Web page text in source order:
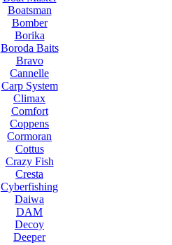
Boatsman
Bomber
Borika
Boroda Baits
Bravo
Cannelle
Carp System
Climax
Comfort
Coppens
Cormoran
Cottus
Crazy Fish
Cresta
Cyberfishing
Daiwa
DAM
Decoy
Deeper